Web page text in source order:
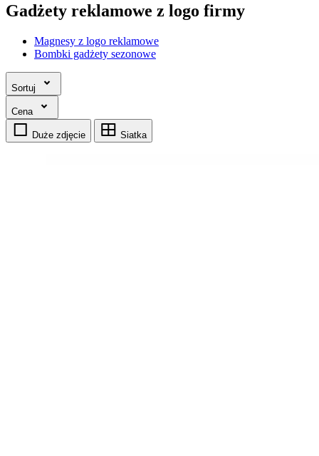
Gadżety reklamowe z logo firmy
Magnesy z logo reklamowe
Bombki gadżety sezonowe
Sortuj
Cena
Duże zdjęcie Siatka